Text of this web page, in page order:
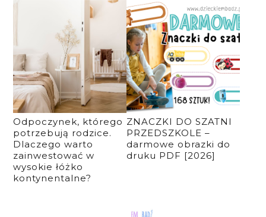
Odpoczynek, którego
potrzebują rodzice.
Dlaczego warto
zainwestować w
wysokie łóżko
kontynentalne?
ZNACZKI DO SZATNI
PRZEDSZKOLE –
darmowe obrazki do
druku PDF [2026]